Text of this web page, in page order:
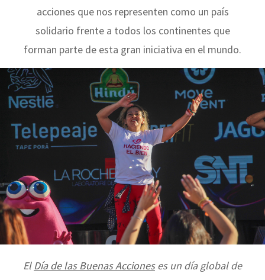
acciones que nos representen como un país
solidario frente a todos los continentes que
forman parte de esta gran iniciativa en el mundo.
ElDía de las Buenas Accioneses un día global de